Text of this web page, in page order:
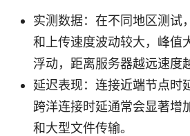
实测数据：在不同地区测试
和上传速度波动较大，峰值
浮动，距离服务器越远速度
延迟表现：连接近端节点时
跨洋连接时延通常会显著增
和大型文件传输。